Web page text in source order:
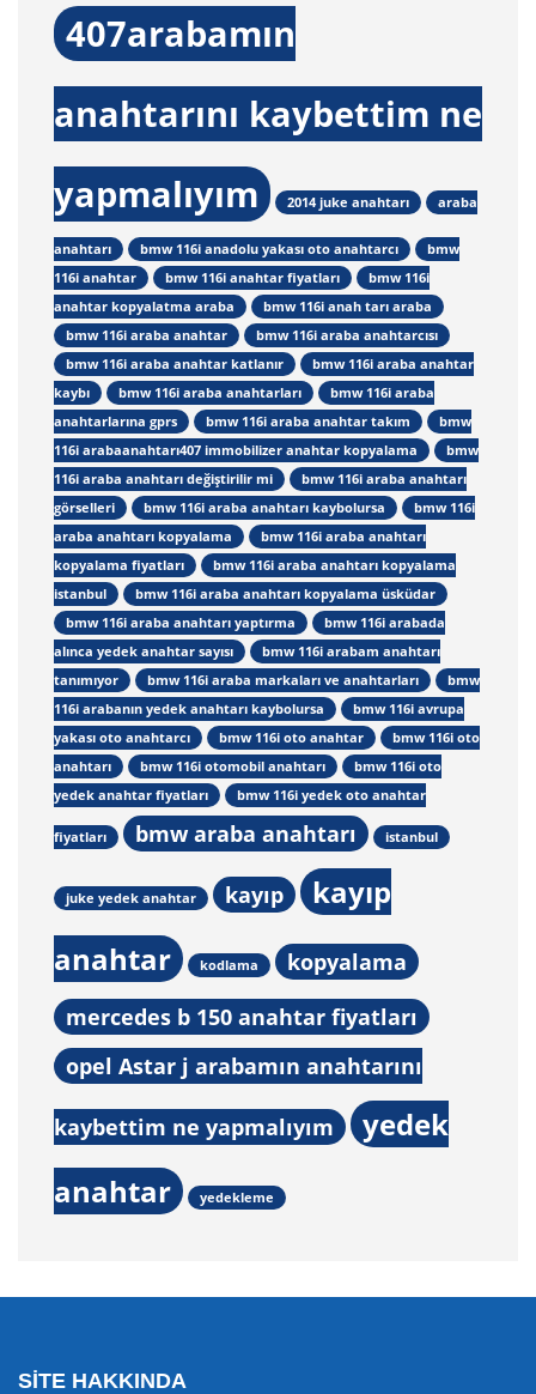
407arabamın
anahtarını kaybettim ne
yapmalıyım
2014 juke anahtarı araba
anahtarı bmw 116i anadolu yakası oto anahtarcı
bmw
116i anahtar
bmw 116i anahtar fiyatları
bmw 116i
anahtar kopyalatma araba
bmw 116i anah tarı araba
bmw 116i araba anahtar
bmw 116i araba anahtarcısı
bmw 116i araba anahtar katlanır
bmw 116i araba anahtar
kaybı
bmw 116i araba anahtarları
bmw 116i araba
anahtarlarına gprs
bmw 116i araba anahtar takım
bmw
116i arabaanahtarı407 immobilizer anahtar kopyalama
bmw
116i araba anahtarı değiştirilir mi
bmw 116i araba anahtarı
görselleri
bmw 116i araba anahtarı kaybolursa
bmw 116i
araba anahtarı kopyalama
bmw 116i araba anahtarı
kopyalama fiyatları
bmw 116i araba anahtarı kopyalama
istanbul
bmw 116i araba anahtarı kopyalama üsküdar
bmw 116i araba anahtarı yaptırma
bmw 116i arabada
alınca yedek anahtar sayısı
bmw 116i arabam anahtarı
tanımıyor
bmw 116i araba markaları ve anahtarları
bmw
116i arabanın yedek anahtarı kaybolursa
bmw 116i avrupa
yakası oto anahtarcı
bmw 116i oto anahtar
bmw 116i oto
anahtarı
bmw 116i otomobil anahtarı
bmw 116i oto
yedek anahtar fiyatları
bmw 116i yedek oto anahtar
fiyatları bmw araba anahtarı istanbul
juke yedek anahtar kayıp
kayıp
anahtar
kodlama
kopyalama
mercedes b 150 anahtar fiyatları
opel Astar j arabamın anahtarını
kaybettim ne yapmalıyım
yedek
anahtar
yedekleme
SITE HAKKINDA